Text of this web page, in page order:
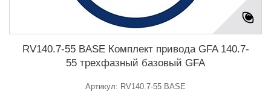
RV140.7-55 BASE Комплект привода GFA 140.7-
55 трехфазный базовый GFA
Артикул: RV140.7-55 BASE